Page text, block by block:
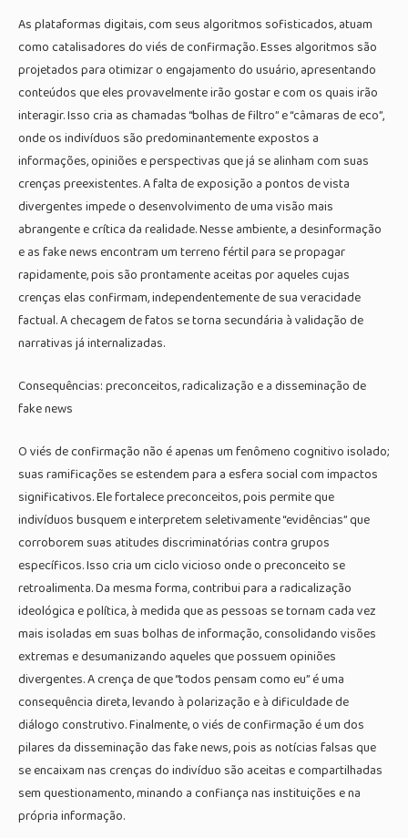
As plataformas digitais, com seus algoritmos sofisticados, atuam
como catalisadores do viés de confirmação. Esses algoritmos são
projetados para otimizar o engajamento do usuário, apresentando
conteúdos que eles provavelmente irão gostar e com os quais irão
interagir. Isso cria as chamadas “bolhas de filtro” e “câmaras de eco”,
onde os indivíduos são predominantemente expostos a
informações, opiniões e perspectivas que já se alinham com suas
crenças preexistentes. A falta de exposição a pontos de vista
divergentes impede o desenvolvimento de uma visão mais
abrangente e crítica da realidade. Nesse ambiente, a desinformação
e as fake news encontram um terreno fértil para se propagar
rapidamente, pois são prontamente aceitas por aqueles cujas
crenças elas confirmam, independentemente de sua veracidade
factual. A checagem de fatos se torna secundária à validação de
narrativas já internalizadas.
Consequências: preconceitos, radicalização e a disseminação de
fake news
O viés de confirmação não é apenas um fenômeno cognitivo isolado;
suas ramificações se estendem para a esfera social com impactos
significativos. Ele fortalece preconceitos, pois permite que
indivíduos busquem e interpretem seletivamente “evidências” que
corroborem suas atitudes discriminatórias contra grupos
específicos. Isso cria um ciclo vicioso onde o preconceito se
retroalimenta. Da mesma forma, contribui para a radicalização
ideológica e política, à medida que as pessoas se tornam cada vez
mais isoladas em suas bolhas de informação, consolidando visões
extremas e desumanizando aqueles que possuem opiniões
divergentes. A crença de que “todos pensam como eu” é uma
consequência direta, levando à polarização e à dificuldade de
diálogo construtivo. Finalmente, o viés de confirmação é um dos
pilares da disseminação das fake news, pois as notícias falsas que
se encaixam nas crenças do indivíduo são aceitas e compartilhadas
sem questionamento, minando a confiança nas instituições e na
própria informação.